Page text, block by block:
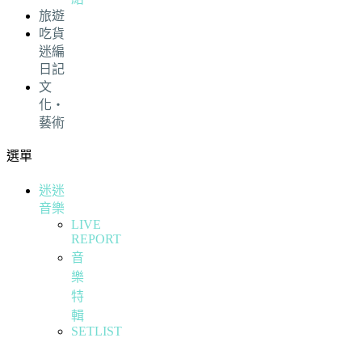
旅遊
吃貨
迷編
日記
文
化・
藝術
選單
迷迷
音樂
LIVE
REPORT
音
樂
特
輯
SETLIST